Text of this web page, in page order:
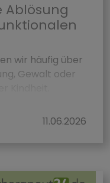
Ablösung
wir häufig über
Gewalt oder
11.06.2026